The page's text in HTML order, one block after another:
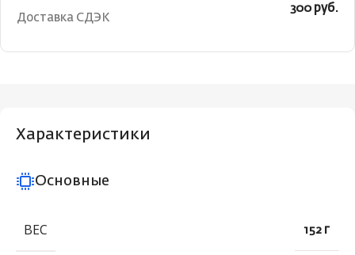
Доставка СДЭК
300 руб.
Характеристики
Основные
ВЕС 152 г